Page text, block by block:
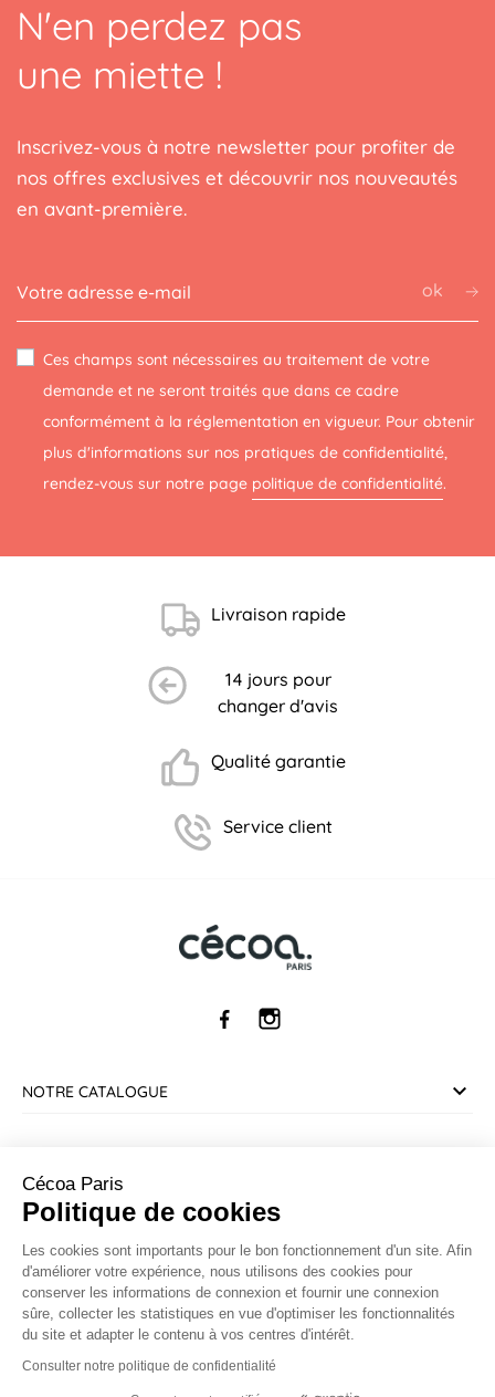
(1 avis)
N'en perdez pas
une miette !
Inscrivez-vous à notre newsletter pour profiter de
nos offres exclusives et découvrir nos nouveautés
en avant-première.
ok
Ces champs sont nécessaires au traitement de votre
demande et ne seront traités que dans ce cadre
conformément à la réglementation en vigueur. Pour obtenir
plus d'informations sur nos pratiques de confidentialité,
rendez-vous sur notre page politique de confidentialité.
Livraison rapide
14 jours pour
changer d'avis
Qualité garantie
Service client
NOTRE CATALOGUE
INFORMATIONS
CONTACT
Marchand approuvé par la Société des Avis Garantis,
Cécoa Paris
Politique de cookies
Les cookies sont importants pour le bon fonctionnement d'un site. Afin
d'améliorer votre expérience, nous utilisons des cookies pour
conserver les informations de connexion et fournir une connexion
sûre, collecter les statistiques en vue d'optimiser les fonctionnalités
du site et adapter le contenu à vos centres d'intérêt.
Consulter notre politique de confidentialité